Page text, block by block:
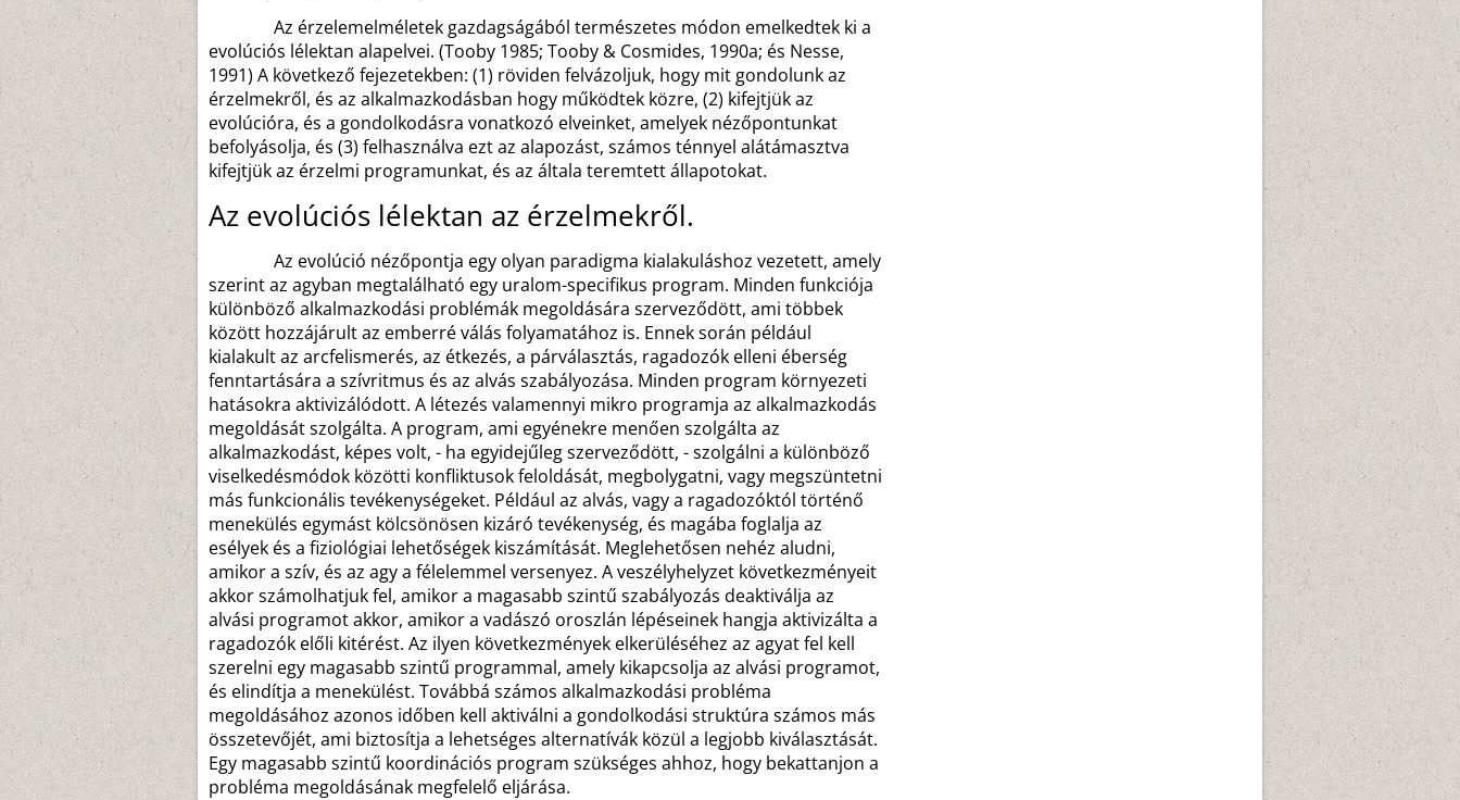
Az érzelemelméletek gazdagságából természetes módon emelkedtek ki a
evolúciós lélektan alapelvei. (Tooby 1985; Tooby & Cosmides, 1990a; és Nesse,
1991) A következő fejezetekben: (1) röviden felvázoljuk, hogy mit gondolunk az
érzelmekről, és az alkalmazkodásban hogy működtek közre, (2) kifejtjük az
evolúcióra, és a gondolkodásra vonatkozó elveinket, amelyek nézőpontunkat
befolyásolja, és (3) felhasználva ezt az alapozást, számos ténnyel alátámasztva
kifejtjük az érzelmi programunkat, és az általa teremtett állapotokat.
Az evolúciós lélektan az érzelmekről.
Az evolúció nézőpontja egy olyan paradigma kialakuláshoz vezetett, amely
szerint az agyban megtalálható egy uralom-specifikus program. Minden funkciója
különböző alkalmazkodási problémák megoldására szerveződött, ami többek
között hozzájárult az emberré válás folyamatához is. Ennek során például
kialakult az arcfelismerés, az étkezés, a párválasztás, ragadozók elleni éberség
fenntartására a szívritmus és az alvás szabályozása. Minden program környezeti
hatásokra aktivizálódott. A létezés valamennyi mikro programja az alkalmazkodás
megoldását szolgálta. A program, ami egyénekre menően szolgálta az
alkalmazkodást, képes volt, - ha egyidejűleg szerveződött, - szolgálni a különböző
viselkedésmódok közötti konfliktusok feloldását, megbolygatni, vagy megszüntetni
más funkcionális tevékenységeket. Például az alvás, vagy a ragadozóktól történő
menekülés egymást kölcsönösen kizáró tevékenység, és magába foglalja az
esélyek és a fiziológiai lehetőségek kiszámítását. Meglehetősen nehéz aludni,
amikor a szív, és az agy a félelemmel versenyez. A veszélyhelyzet következményeit
akkor számolhatjuk fel, amikor a magasabb szintű szabályozás deaktiválja az
alvási programot akkor, amikor a vadászó oroszlán lépéseinek hangja aktivizálta a
ragadozók előli kitérést. Az ilyen következmények elkerüléséhez az agyat fel kell
szerelni egy magasabb szintű programmal, amely kikapcsolja az alvási programot,
és elindítja a menekülést. Továbbá számos alkalmazkodási probléma
megoldásához azonos időben kell aktiválni a gondolkodási struktúra számos más
összetevőjét, ami biztosítja a lehetséges alternatívák közül a legjobb kiválasztását.
Egy magasabb szintű koordinációs program szükséges ahhoz, hogy bekattanjon a
probléma megoldásának megfelelő eljárása.